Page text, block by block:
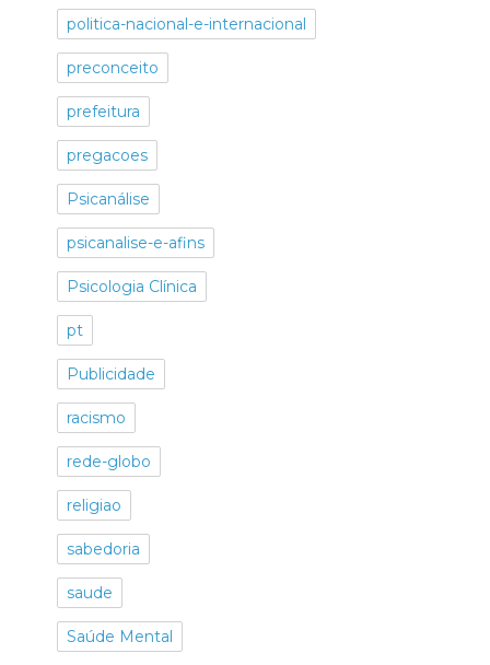
politica-nacional-e-internacional
preconceito
prefeitura
pregacoes
Psicanálise
psicanalise-e-afins
Psicologia Clínica
pt
Publicidade
racismo
rede-globo
religiao
sabedoria
saude
Saúde Mental